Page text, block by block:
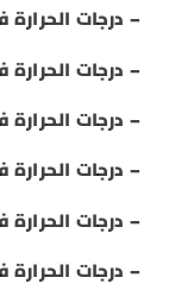
– درجات الحرارة فى
– درجات الحرارة فى
– درجات الحرارة فى
– درجات الحرارة فى
– درجات الحرارة فى
– درجات الحرارة فى